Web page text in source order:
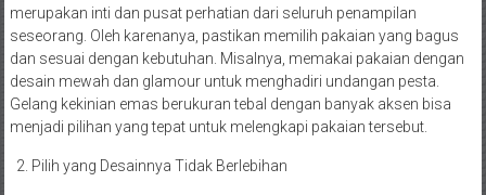
merupakan inti dan pusat perhatian dari seluruh penampilan
seseorang. Oleh karenanya, pastikan memilih pakaian yang bagus
dan sesuai dengan kebutuhan. Misalnya, memakai pakaian dengan
desain mewah dan glamour untuk menghadiri undangan pesta.
Gelang kekinian emas berukuran tebal dengan banyak aksen bisa
menjadi pilihan yang tepat untuk melengkapi pakaian tersebut.
Pilih yang Desainnya Tidak Berlebihan